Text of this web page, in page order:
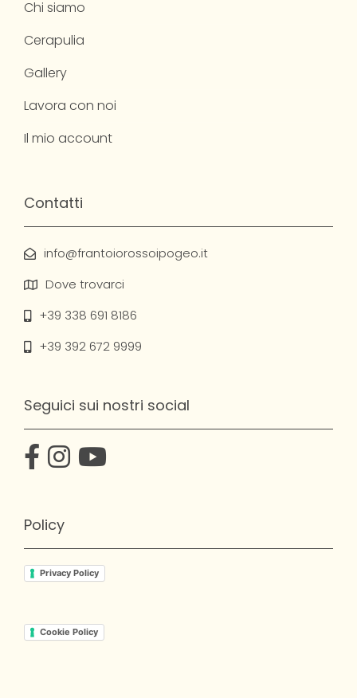
Chi siamo
Cerapulia
Gallery
Lavora con noi
Il mio account
Contatti
info@frantoiorossoipogeo.it
Dove trovarci
+39 338 691 8186
+39 392 672 9999
Seguici sui nostri social
Policy
Privacy Policy
Cookie Policy